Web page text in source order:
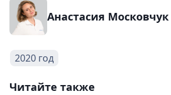
Анастасия Московчук
2020 год
Читайте также